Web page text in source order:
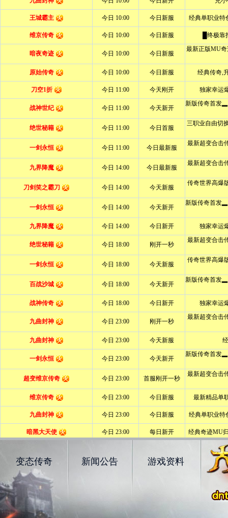
变态传奇 新闻公告 游戏资料